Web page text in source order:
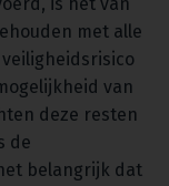
is het van
met alle
van
deze resten
de
belangrijk dat